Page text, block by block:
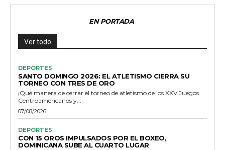
EN PORTADA
Ver todo
DEPORTES
SANTO DOMINGO 2026: EL ATLETISMO CIERRA SU
TORNEO CON TRES DE ORO
¡Qué manera de cerrar el torneo de atletismo de los XXV Juegos
Centroamericanos y...
07/08/2026
DEPORTES
CON 15 OROS IMPULSADOS POR EL BOXEO,
DOMINICANA SUBE AL CUARTO LUGAR